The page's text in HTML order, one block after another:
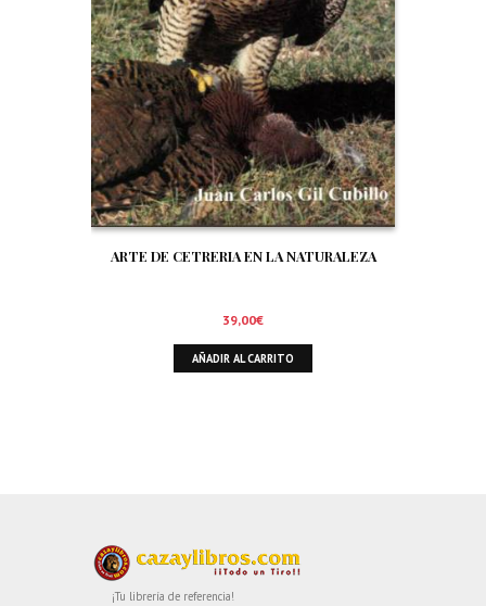
ARTE DE CETRERIA EN LA NATURALEZA
39,00€
AÑADIR AL CARRITO
¡Tu librería de referencia!